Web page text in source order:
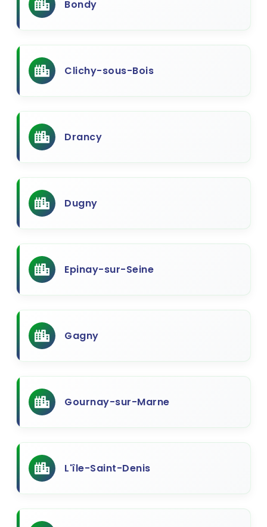
Bondy
Clichy-sous-Bois
Drancy
Dugny
Epinay-sur-Seine
Gagny
Gournay-sur-Marne
L'île-Saint-Denis